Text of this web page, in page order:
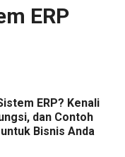
ERP
ERP? Kenali
dan Contoh
Bisnis Anda